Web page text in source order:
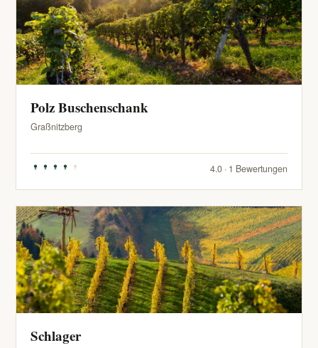
Polz Buschenschank
Graßnitzberg
4.0 · 1 Bewertungen
Schlager